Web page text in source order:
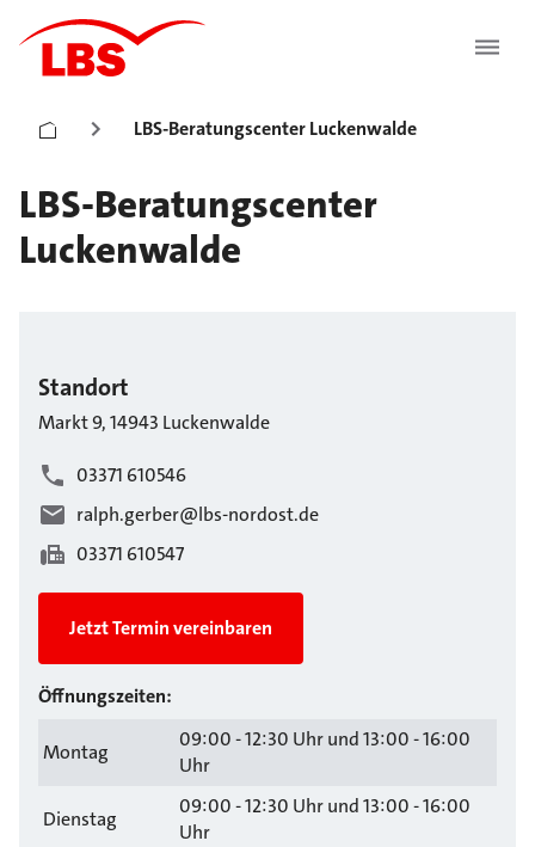
LBS-Beratungscenter Luckenwalde
LBS-Beratungscenter
Luckenwalde
Standort
Markt9,14943 Luckenwalde
03371 610546
ralph.gerber@lbs-nordost.de
03371 610547
Jetzt Termin vereinbaren
Öffnungszeiten:
Montag
09:00 - 12:30 Uhr und 13:00 - 16:00
Uhr
Dienstag
09:00 - 12:30 Uhr und 13:00 - 16:00
Uhr